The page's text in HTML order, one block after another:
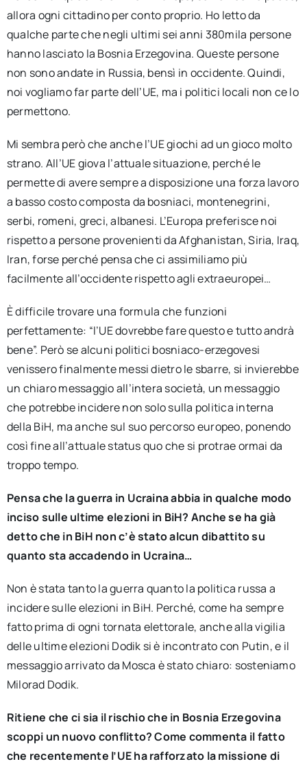
allora ogni cittadino per conto proprio. Ho letto da
qualche parte che negli ultimi sei anni 380mila persone
hanno lasciato la Bosnia Erzegovina. Queste persone
non sono andate in Russia, bensì in occidente. Quindi,
noi vogliamo far parte dell’UE, ma i politici locali non ce lo
permettono.
Mi sembra però che anche l’UE giochi ad un gioco molto
strano. All’UE giova l’attuale situazione, perché le
permette di avere sempre a disposizione una forza lavoro
a basso costo composta da bosniaci, montenegrini,
serbi, romeni, greci, albanesi. L’Europa preferisce noi
rispetto a persone provenienti da Afghanistan, Siria, Iraq,
Iran, forse perché pensa che ci assimiliamo più
facilmente all’occidente rispetto agli extraeuropei…
È difficile trovare una formula che funzioni
perfettamente: “l’UE dovrebbe fare questo e tutto andrà
bene”. Però se alcuni politici bosniaco-erzegovesi
venissero finalmente messi dietro le sbarre, si invierebbe
un chiaro messaggio all’intera società, un messaggio
che potrebbe incidere non solo sulla politica interna
della BiH, ma anche sul suo percorso europeo, ponendo
così fine all’attuale status quo che si protrae ormai da
troppo tempo.
Pensa che la guerra in Ucraina abbia in qualche modo
inciso sulle ultime elezioni in BiH? Anche se ha già
detto che in BiH non c’è stato alcun dibattito su
quanto sta accadendo in Ucraina…
Non è stata tanto la guerra quanto la politica russa a
incidere sulle elezioni in BiH. Perché, come ha sempre
fatto prima di ogni tornata elettorale, anche alla vigilia
delle ultime elezioni Dodik si è incontrato con Putin, e il
messaggio arrivato da Mosca è stato chiaro: sosteniamo
Milorad Dodik.
Ritiene che ci sia il rischio che in Bosnia Erzegovina
scoppi un nuovo conflitto? Come commenta il fatto
che recentemente l’UE ha rafforzato la missione di